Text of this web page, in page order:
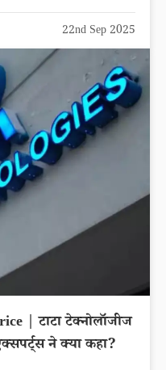
22nd Sep 2025
| टाटा टेक्नोलॉजीज
ने क्या कहा?